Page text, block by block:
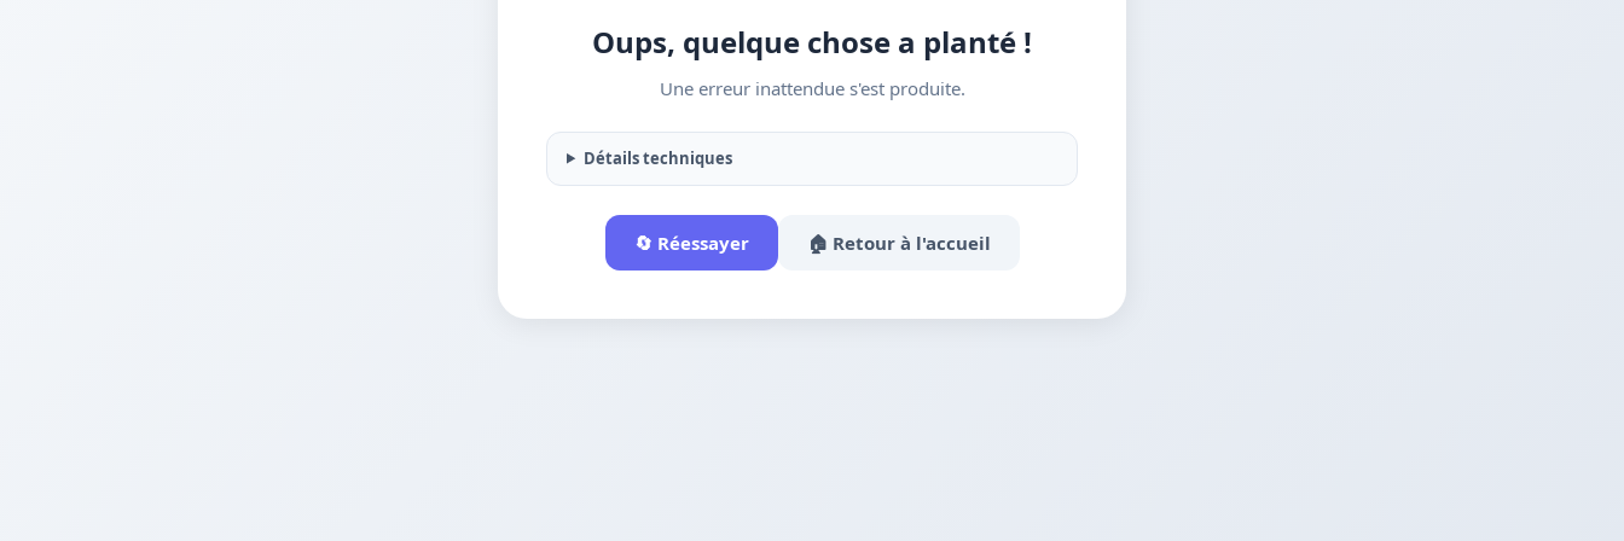
Oups, quelque chose a planté !
Une erreur inattendue s'est produite.
Détails techniques
🔄 Réessayer 🏠 Retour à l'accueil